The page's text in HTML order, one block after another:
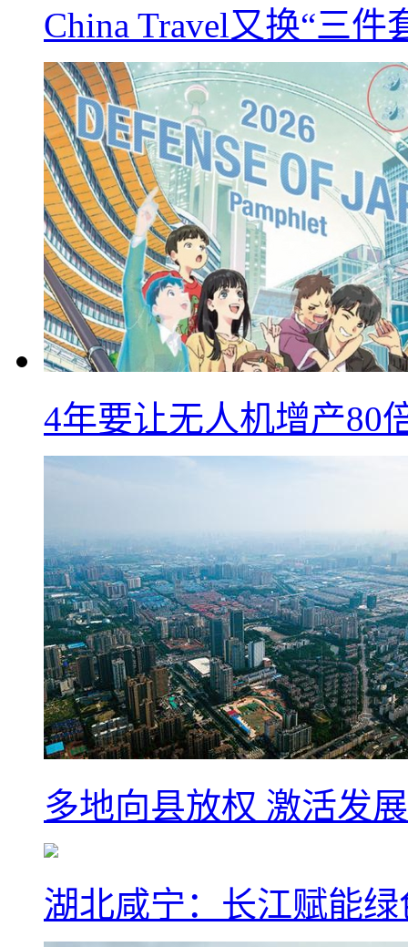
China Travel又换“三
4年要让无人机增产80
多地向县放权 激活发
湖北咸宁：长江赋能